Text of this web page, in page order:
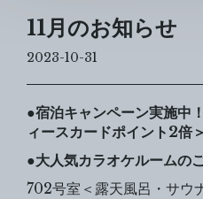
11月のお知らせ
2023-10-31
●宿泊キャンペーン実施中
ィースカードポイント2倍＞
●大人気カラオケルームの
702号室＜露天風呂・サウ